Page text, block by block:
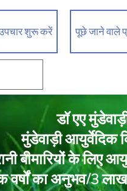
शुरू करें पूछे जाने वाले
डॉ एए
मुंडेवाड़ी आयुर्वेदिक
बीमारियों के लिए
का अनुभव/3